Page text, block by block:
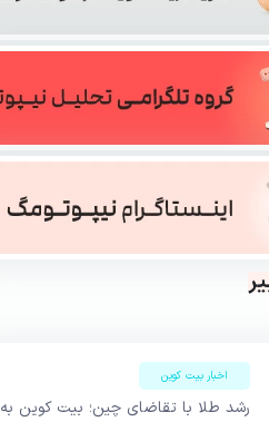
اخبار بیت کوین
رشد طلا با تقاضای چین؛ بیت کوین به